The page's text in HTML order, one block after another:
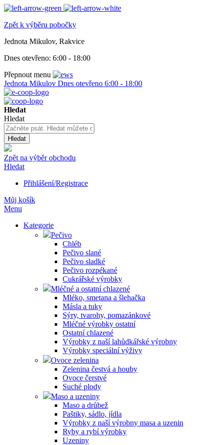
Zpět k výběru pobočky
Jednota Mikulov, Rakvice
Dnes otevřeno: 6:00 - 18:00
Přepnout menu
Jednota Mikulov Dnes otevřeno 6:00 - 18:00
Hledat
Hledat
Hledat
Zpět na výběr obchodu
Hledat
Přihlášení/Registrace
Můj košík
Menu
Kategorie
Pečivo
Chléb
Pečivo slané
Pečivo sladké
Pečivo rozpékané
Cukrářské výrobky
Mléčné a ostatní chlazené
Mléko, smetana a šlehačka
Másla a tuky
Sýry, tvarohy, pomazánkové
Mléčné výrobky ostatní
Ostatní chlazené
Výrobky z naší lahůdkářské výrobny
Výrobky speciální výživy
Ovoce zelenina
Zelenina čestvá a houby
Ovoce čerstvé
Suché plody
Maso a uzeniny
Maso a drůbež
Paštiky, sádlo, jídla
Výrobky z naší výrobny masa a uzenin
Ryby a rybí výrobky
Uzeniny